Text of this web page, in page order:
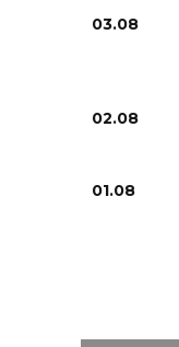
03.08
02.08
01.08